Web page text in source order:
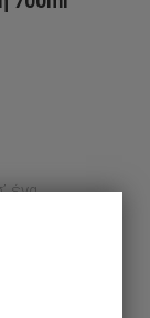
ένα